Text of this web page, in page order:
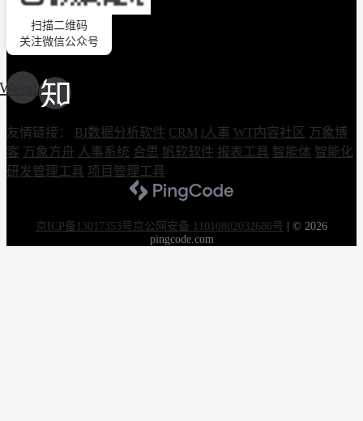
扫描二维码
关注微信公众号
Weixin
友情链接： BI数据分析软件 CRM i人事 WT内容社区 万象博
客 万象方舟 人事系统 合思 帆软软件 报表工具 智能体 智能化
研发管理工具 项目管理工具
京ICP备13017353号京公网安备 11010802032686号
© 2026
pingcode.com